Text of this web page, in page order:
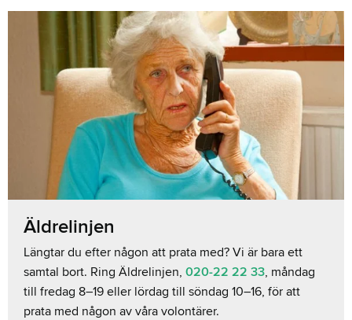
Äldrelinjen
Längtar du efter någon att prata med? Vi är bara ett
samtal bort. Ring Äldrelinjen, 020-22 22 33, måndag
till fredag 8–19 eller lördag till söndag 10–16, för att
prata med någon av våra volontärer.